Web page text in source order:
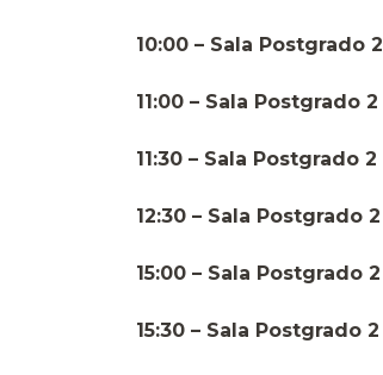
10:00 – Sala Postgrado 2
11:00 – Sala Postgrado 2
11:30 – Sala Postgrado 2
12:30 – Sala Postgrado 2
15:00 – Sala Postgrado 2
15:30 – Sala Postgrado 2